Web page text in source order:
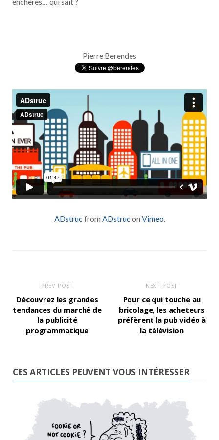
Pierre Berendes
ADstruc from ADstruc on Vimeo.
PREV POST
Découvrez les grandes
tendances du marché de
la publicité
programmatique
NEXT POST
Pour ce qui touche au
bricolage, les acheteurs
préfèrent la pub vidéo à
la télévision
CES ARTICLES PEUVENT VOUS INTÉRESSER